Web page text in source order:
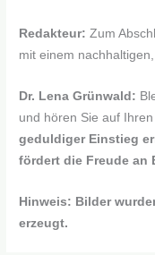
Redakteur: Zum
mit einem
Dr. Lena Grünwald:
und hören Sie auf Ihren
geduldiger Einstieg
fördert die Freude an
Hinweis: Bilder
erzeugt.